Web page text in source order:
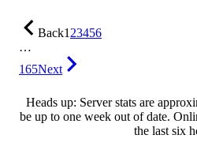
Back123456
…
165Next
Heads up: Server stats are
be up to one week out of date.
the last six